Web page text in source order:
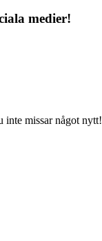
medier!
inte missar något nytt!